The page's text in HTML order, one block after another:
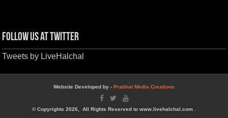
Follow us at Twitter
Tweets by LiveHalchal
Website Developed by - Prabhat Media Creations
© Copyrights 2026, All Rights Reserved to www.livehalchal.com .